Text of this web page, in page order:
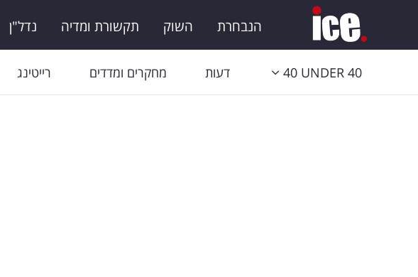
הנבחרת השוק תקשורת ומדיה נדל"ן
40 UNDER 40 דעות מחקרים ומדדים רייטינג